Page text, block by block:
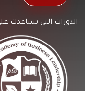
الدورات التي تساعدك